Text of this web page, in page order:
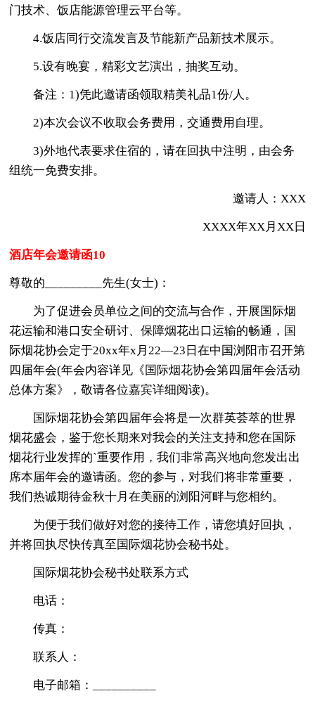
门技术、饭店能源管理云平台等。
4.饭店同行交流发言及节能新产品新技术展示。
5.设有晚宴，精彩文艺演出，抽奖互动。
备注：1)凭此邀请函领取精美礼品1份/人。
2)本次会议不收取会务费用，交通费用自理。
3)外地代表要求住宿的，请在回执中注明，由会务
组统一免费安排。
邀请人：XXX
XXXX年XX月XX日
酒店年会邀请函10
尊敬的_________先生(女士)：
为了促进会员单位之间的交流与合作，开展国际烟
花运输和港口安全研讨、保障烟花出口运输的畅通，国
际烟花协会定于20xx年x月22—23日在中国浏阳市召开第
四届年会(年会内容详见《国际烟花协会第四届年会活动
总体方案》，敬请各位嘉宾详细阅读)。
国际烟花协会第四届年会将是一次群英荟萃的世界
烟花盛会，鉴于您长期来对我会的关注支持和您在国际
烟花行业发挥的`重要作用，我们非常高兴地向您发出出
席本届年会的邀请函。您的参与，对我们将非常重要，
我们热诚期待金秋十月在美丽的浏阳河畔与您相约。
为便于我们做好对您的接待工作，请您填好回执，
并将回执尽快传真至国际烟花协会秘书处。
国际烟花协会秘书处联系方式
电话：
传真：
联系人：
电子邮箱：__________